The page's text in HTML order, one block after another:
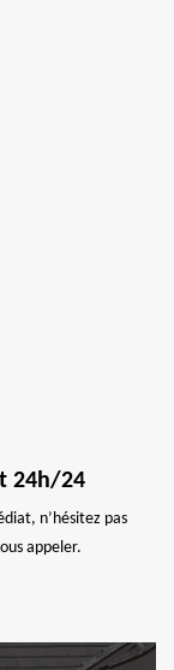
24h/24
n’hésitez pas
appeler.